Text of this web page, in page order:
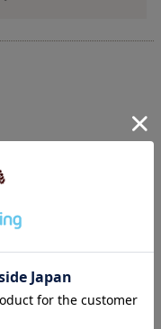
）3L通常価格より